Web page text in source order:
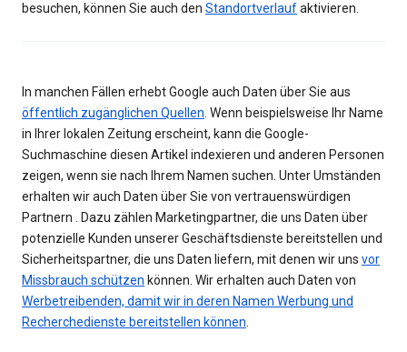
besuchen, können Sie auch den Standortverlaufaktivieren.
In manchen Fällen erhebt Google auch Daten über Sie aus
öffentlich zugänglichen Quellen. Wenn beispielsweise Ihr Name
in Ihrer lokalen Zeitung erscheint, kann die Google-
Suchmaschine diesen Artikel indexieren und anderen Personen
zeigen, wenn sie nach Ihrem Namen suchen. Unter Umständen
erhalten wir auch Daten über Sie von vertrauenswürdigen
Partnern . Dazu zählen Marketingpartner, die uns Daten über
potenzielle Kunden unserer Geschäftsdienste bereitstellen und
Sicherheitspartner, die uns Daten liefern, mit denen wir uns vor
Missbrauch schützen können. Wir erhalten auch Daten von
Werbetreibenden, damit wir in deren Namen Werbung und
Recherchedienste bereitstellen können.